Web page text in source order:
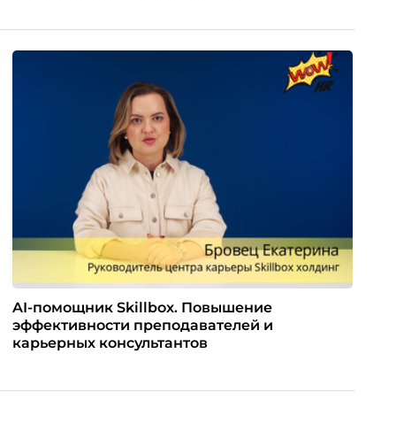
AI-помощник Skillbox. Повышение
эффективности преподавателей и
карьерных консультантов